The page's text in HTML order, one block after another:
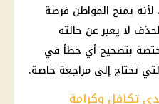
يمنح المواطن فرصة
لا يعبر عن حالته
بتصحيح أي خطأ في
التي تحتاج إلى مراجعة خاصة.
تكافل وكرامة